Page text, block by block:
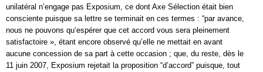
unilatéral n’engage pas Exposium, ce dont Axe Sélection était bien
consciente puisque sa lettre se terminait en ces termes : “par avance,
nous ne pouvons qu‘espérer que cet accord vous sera pleinement
satisfactoire », étant encore observé qu’elle ne mettait en avant
aucune concession de sa part à cette occasion ; que, du reste, dès le
11 juin 2007, Exposium rejetait la proposition “d’accord” puisque, tout